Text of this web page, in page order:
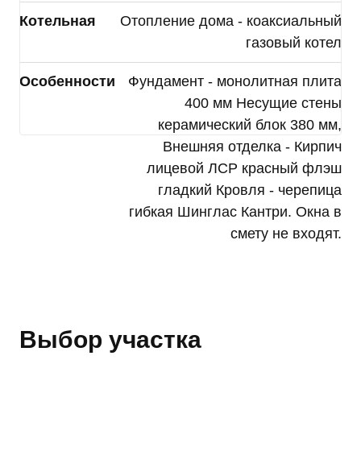
Котельная
Отопление дома - коаксиальный
газовый котел
Особенности
Фундамент - монолитная плита
400 мм Несущие стены
керамический блок 380 мм,
Внешняя отделка - Кирпич
лицевой ЛСР красный флэш
гладкий Кровля - черепица
гибкая Шинглас Кантри. Окна в
смету не входят.
Выбор участка